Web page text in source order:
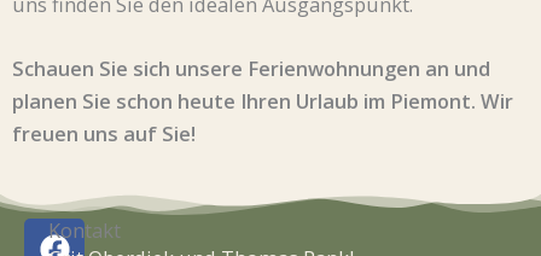
Schauen Sie sich unsere Ferienwohnungen an und
planen Sie schon heute Ihren Urlaub im Piemont. Wir
freuen uns auf Sie!
F
I
Kontakt